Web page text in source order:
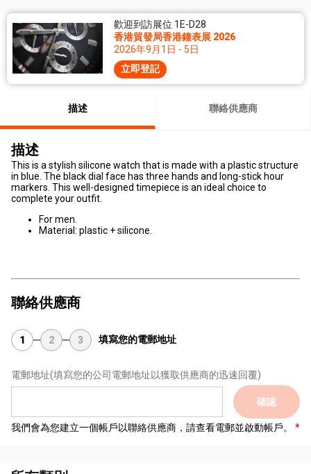
歡迎到訪展位 1E-D28
香港貿發局香港鐘表展 2026
2026年9月1日 - 5日
立即登記
描述 聯絡供應商
描述
This is a stylish silicone watch that is made with a plastic structure
in blue. The black dial face has three hands and long-stick hour
markers. This well-designed timepiece is an ideal choice to
complete your outfit.
For men.
Material: plastic + silicone.
聯絡供應商
1 2 3 填寫您的電郵地址
電郵地址(填寫您的公司電郵地址以獲取供應商的迅速回覆)
確認
我們會為您建立一個帳戶以聯絡供應商，請查看電郵並啟動帳戶。